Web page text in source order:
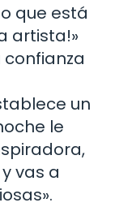
que está
artista!»
un
le
vas a